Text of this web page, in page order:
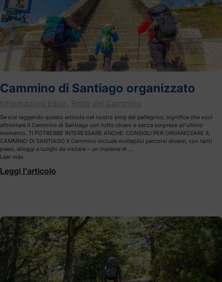
Cammino di Santiago organizzato
Informazioni base Rotte del Cammino
Se stai leggendo questo articolo nel nostro blog del pellegrino, significa che vuoi
affrontare il Cammino di Santiago con tutto chiaro e senza sorprese all’ultimo
momento. TI POTREBBE INTERESSARE ANCHE: CONSIGLI PER ORGANIZZARE IL
CAMMINO DI SANTIAGO Il Cammino include molteplici percorsi diversi, con tanti
paesi, alloggi e luoghi da visitare – un insieme di …
Leer más
Leggi l'articolo